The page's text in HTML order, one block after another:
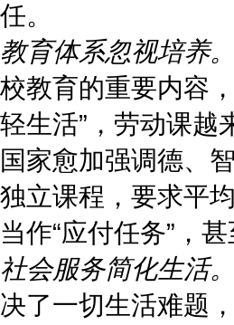
任。
教育体系忽视培养。
校教育的重要内容
轻生活”，劳动课越
国家愈加强调德、
独立课程，要求平
当作“应付任务”，
社会服务简化生活。
决了一切生活难题